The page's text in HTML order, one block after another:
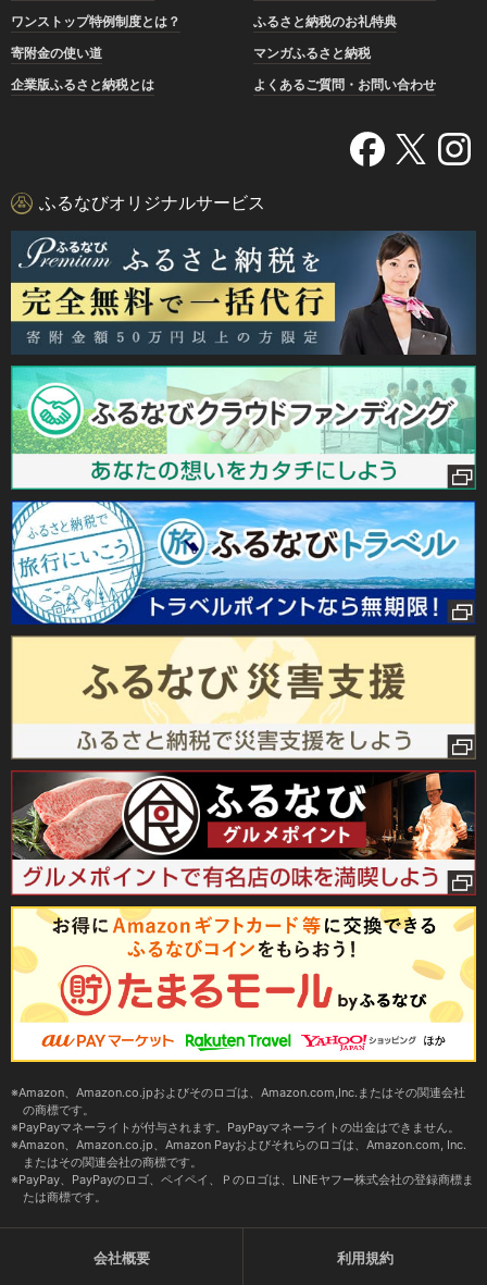
ワンストップ特例制度とは？
ふるさと納税のお礼特典
寄附金の使い道
マンガふるさと納税
企業版ふるさと納税とは
よくあるご質問・お問い合わせ
ふるなびオリジナルサービス
Amazon、Amazon.co.jpおよびそのロゴは、Amazon.com,Inc.またはその関連会社
の商標です。
PayPayマネーライトが付与されます。PayPayマネーライトの出金はできません。
Amazon、Amazon.co.jp、Amazon Payおよびそれらのロゴは、Amazon.com, Inc.
またはその関連会社の商標です。
PayPay、PayPayのロゴ、ペイペイ、Ｐのロゴは、LINEヤフー株式会社の登録商標ま
たは商標です。
会社概要 利用規約